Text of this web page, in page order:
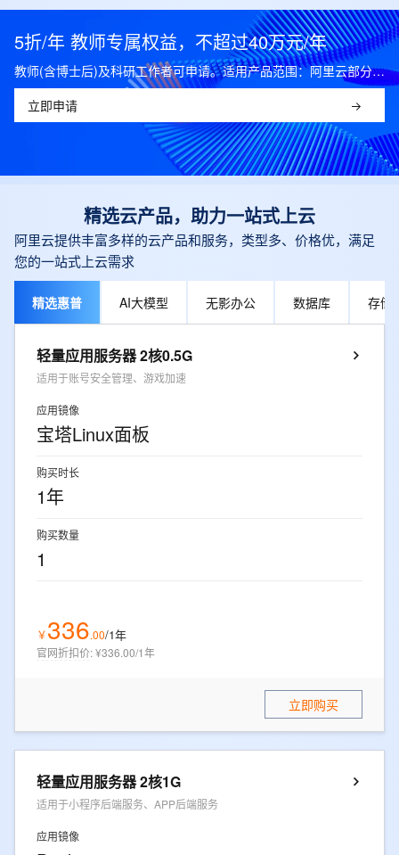
5折/年 教师专属权益，不超过40万元/年
教师(含博士后)及科研工作者可申请。适用产品范围：阿里云部分公共云产品，可开科研发票。
立即申请
精选云产品，助力一站式上云
阿里云提供丰富多样的云产品和服务，类型多、价格优，满足
您的一站式上云需求
精选惠普 AI大模型 无影办公 数据库 存储
轻量应用服务器 2核0.5G
适用于账号安全管理、游戏加速
应用镜像
宝塔Linux面板
购买时长
1年
购买数量
1
￥336.00/1年
官网折扣价:¥336.00/1年
立即购买
轻量应用服务器 2核1G
适用于小程序后端服务、APP后端服务
应用镜像